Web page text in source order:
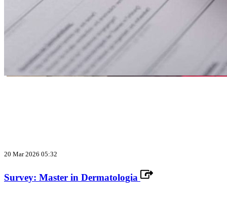
20 Mar 2026 05:32
Survey: Master in Dermatologia